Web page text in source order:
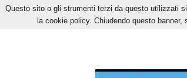
DOMENICA, 9 AGOSTO 2026
Questo sito o gli strumenti terzi da questo utilizzati
la cookie policy. Chiudendo questo